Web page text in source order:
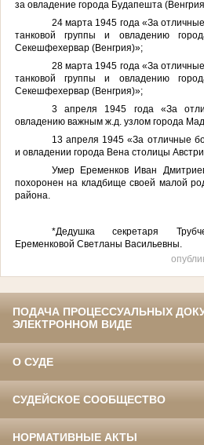
за овладение города Будапешта
24 марта 1945 года «За
танковой группы и овладению
Секешфехервар (Венгрия)»;
28 марта 1945 года «За
танковой группы и овладению
Секешфехервар (Венгрия)»;
3 апреля 1945 года «За
овладению важным ж.д. узлом города
13 апреля 1945 «За отличные
и овладении города Вена столицы
Умер Еременков Иван
похоронен на кладбище своей малой
района.
*Дедушка секретаря
Еременковой Светланы Васильевны.
ПОДАЧА ПРОЦЕССУАЛЬНЫХ
ЭЛЕКТРОННОМ ВИДЕ
О СУДЕ
СУДЕЙСКОЕ СООБЩЕСТВО
НОРМАТИВНЫЕ АКТЫ